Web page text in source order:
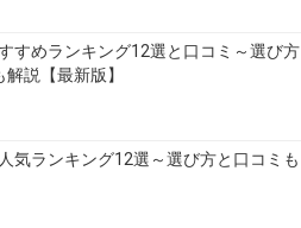
すめランキング12選と口コミ～選び方
説【最新版】
気ランキング12選～選び方と口コミも